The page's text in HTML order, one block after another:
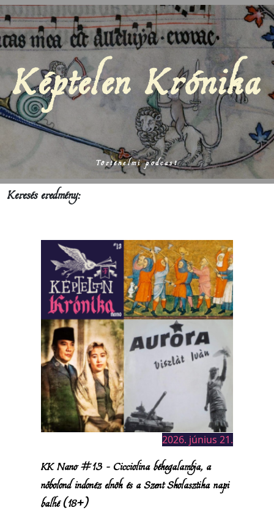
Képtelen Krónika
Történelmi podcast
Keresés eredmény:
2026. június 21.
KK Nano #13 – Cicciolina békegalambja, a
nőbolond indonéz elnök és a Szent Skolasztika napi
balhé (18+)